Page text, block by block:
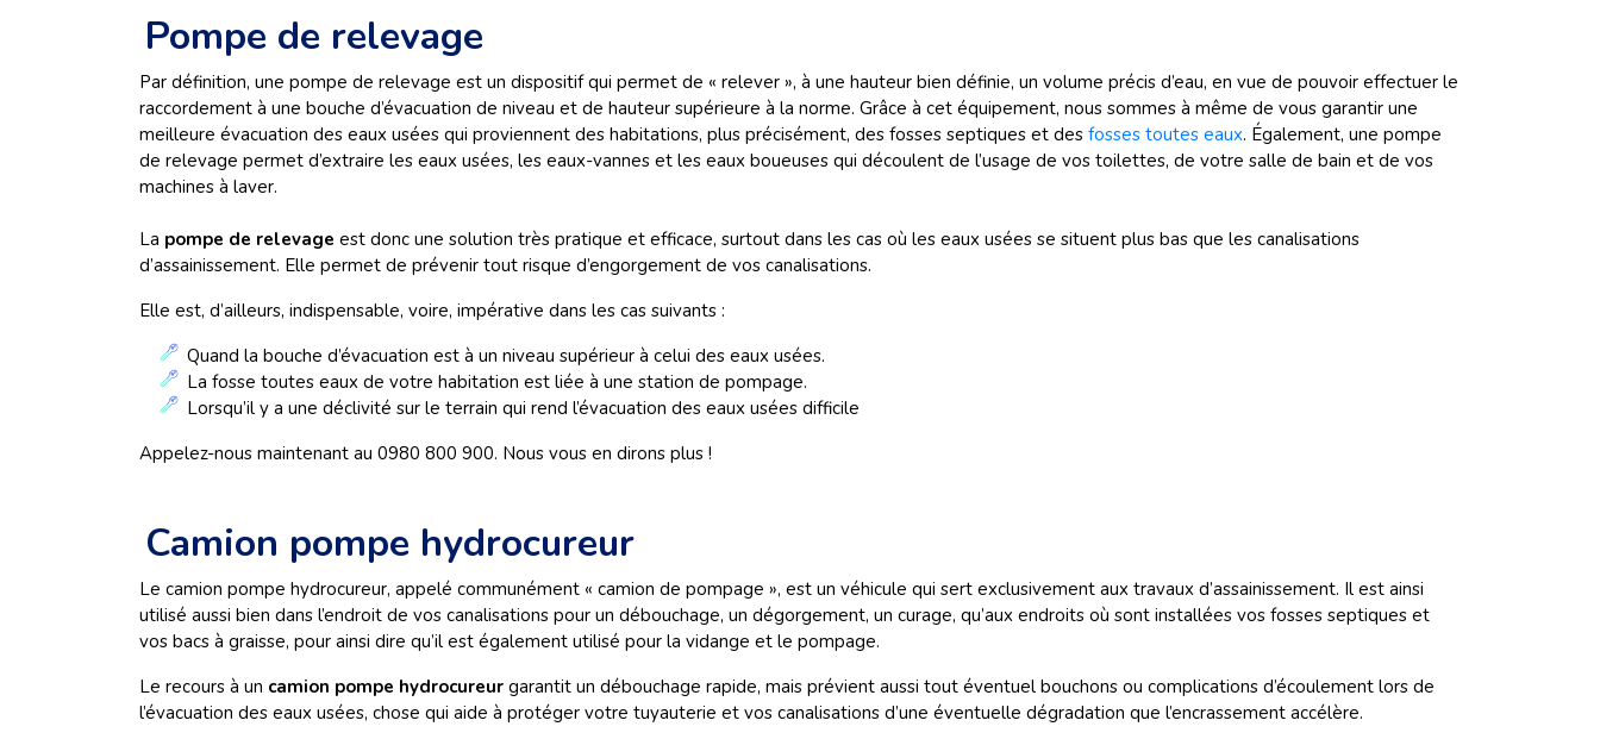
Pompe de relevage
Par définition, une pompe de relevage est un dispositif qui permet de « relever », à une hauteur bien définie, un volume précis d’eau, en vue de pouvoir effectuer le
raccordement à une bouche d’évacuation de niveau et de hauteur supérieure à la norme. Grâce à cet équipement, nous sommes à même de vous garantir une
meilleure évacuation des eaux usées qui proviennent des habitations, plus précisément, des fosses septiques et des fosses toutes eaux. Également, une pompe
de relevage permet d’extraire les eaux usées, les eaux-vannes et les eaux boueuses qui découlent de l’usage de vos toilettes, de votre salle de bain et de vos
machines à laver.
La pompe de relevage est donc une solution très pratique et efficace, surtout dans les cas où les eaux usées se situent plus bas que les canalisations
d’assainissement. Elle permet de prévenir tout risque d’engorgement de vos canalisations.
Elle est, d’ailleurs, indispensable, voire, impérative dans les cas suivants :
Quand la bouche d’évacuation est à un niveau supérieur à celui des eaux usées.
La fosse toutes eaux de votre habitation est liée à une station de pompage.
Lorsqu’il y a une déclivité sur le terrain qui rend l’évacuation des eaux usées difficile
Appelez-nous maintenant au 0980 800 900. Nous vous en dirons plus !
Camion pompe hydrocureur
Le camion pompe hydrocureur, appelé communément « camion de pompage », est un véhicule qui sert exclusivement aux travaux d’assainissement. Il est ainsi
utilisé aussi bien dans l’endroit de vos canalisations pour un débouchage, un dégorgement, un curage, qu’aux endroits où sont installées vos fosses septiques et
vos bacs à graisse, pour ainsi dire qu’il est également utilisé pour la vidange et le pompage.
Le recours à un camion pompe hydrocureur garantit un débouchage rapide, mais prévient aussi tout éventuel bouchons ou complications d’écoulement lors de
l’évacuation des eaux usées, chose qui aide à protéger votre tuyauterie et vos canalisations d’une éventuelle dégradation que l’encrassement accélère.